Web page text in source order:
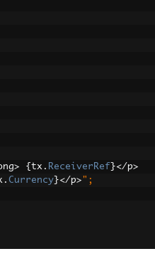
> { tx . ReceiverRef }</p>
. Currency }</p> ";